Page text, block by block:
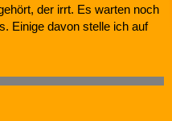
der irrt. Es warten noch
Einige davon stelle ich auf